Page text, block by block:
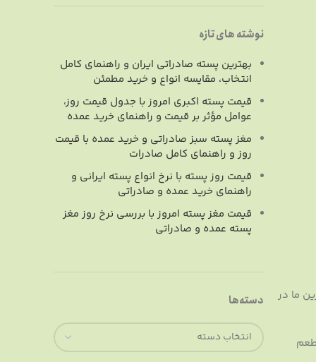
ما در
نوشته های تازه
بهترین پسته صادراتی ایران و راهنمای کامل
انتخاب، مقایسه انواع و خرید مطمئن
قیمت پسته اکبری امروز با جدول قیمت روز،
عوامل مؤثر بر قیمت و راهنمای خرید عمده
مغز پسته سبز صادراتی و خرید عمده با قیمت
روز و راهنمای کامل صادرات
قیمت روز پسته با نرخ انواع پسته ایرانی و
راهنمای خرید عمده و صادراتی
قیمت مغز پسته امروز با بررسی نرخ روز مغز
پسته عمده و صادراتی
دسته‌ها